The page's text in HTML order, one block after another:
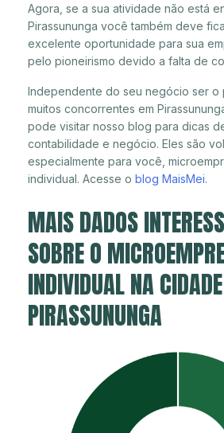
Agora, se a sua atividade não está
Pirassununga você também deve
excelente oportunidade para sua
pelo pioneirismo devido a falta de
Independente do seu negócio ser o
muitos concorrentes em
pode visitar nosso blog para dicas
contabilidade e negócio. Eles são
especialmente para você,
individual. Acesse o blog MaisMei.
MAIS DADOS
SOBRE O
INDIVIDUAL NA
PIRASSUNUNGA